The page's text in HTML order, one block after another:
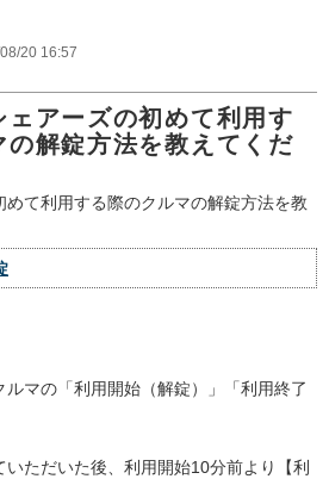
20 16:57
ェアーズの初めて利用す
の解錠方法を教えてくだ
て利用する際のクルマの解錠方法を教
ルマの「利用開始（解錠）」「利用終了
ただいた後、利用開始10分前より【利